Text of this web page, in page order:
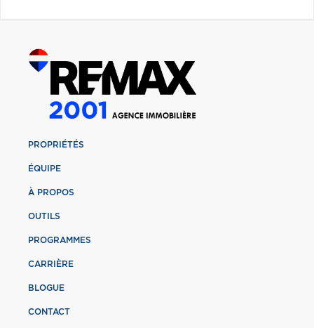
PROPRIÉTÉS
ÉQUIPE
À PROPOS
OUTILS
PROGRAMMES
CARRIÈRE
BLOGUE
CONTACT